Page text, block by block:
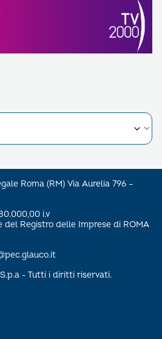
Roma (RM) Via Aurelia 796 –
i.v
del Registro delle Imprese di ROMA
- Tutti i diritti riservati.